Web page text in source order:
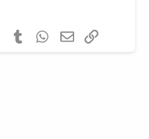
PinterestTumblr WhatsApp
EmailLink